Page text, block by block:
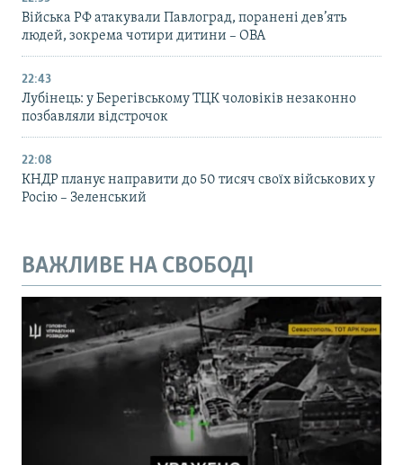
Війська РФ атакували Павлоград, поранені дев’ять
людей, зокрема чотири дитини – ОВА
22:43
Лубінець: у Берегівському ТЦК чоловіків незаконно
позбавляли відстрочок
22:08
КНДР планує направити до 50 тисяч своїх військових у
Росію – Зеленський
ВАЖЛИВЕ НА СВОБОДІ